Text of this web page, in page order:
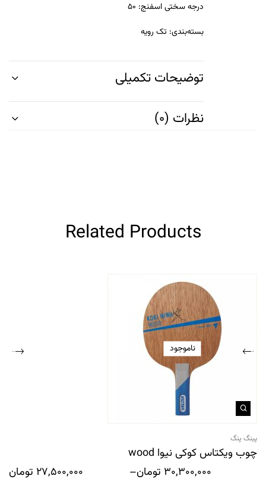
درجه سختی اسفنج: ۵۰
بسته‌بندی: تک رویه
توضیحات تکمیلی
نظرات (0)
Related Products
ناموجود
پینگ پنگ
چوب ویکتاس کوکی نیوا wood
30,300,000 تومان–
27,500,000 تومان